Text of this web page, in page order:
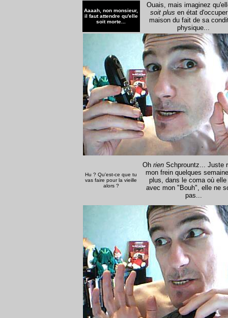
Aaaah, non monsieur,
il faut attendre qu'elle
soit morte...
Ouais, mais imaginez
soit plus en état
maison du fait de sa
physique...
Hu ? Qu'est-ce que tu
vas faire pour la vieille
alors ?
Oh rien Schprountz... Juste
mon frein quelques
plus, dans le coma où
avec mon "Bouh", elle ne
pas...